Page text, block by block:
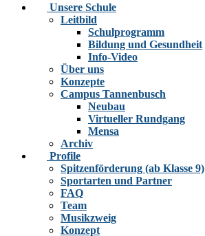
Unsere Schule
Leitbild
Schulprogramm
Bildung und Gesundheit
Info-Video
Über uns
Konzepte
Campus Tannenbusch
Neubau
Virtueller Rundgang
Mensa
Archiv
Profile
Spitzenförderung (ab Klasse 9)
Sportarten und Partner
FAQ
Team
Musikzweig
Konzept